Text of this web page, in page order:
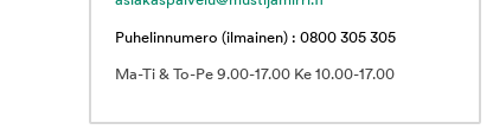
Puhelinnumero (ilmainen) : 0800 305 305
Ma-Ti & To-Pe 9.00-17.00 Ke 10.00-17.00